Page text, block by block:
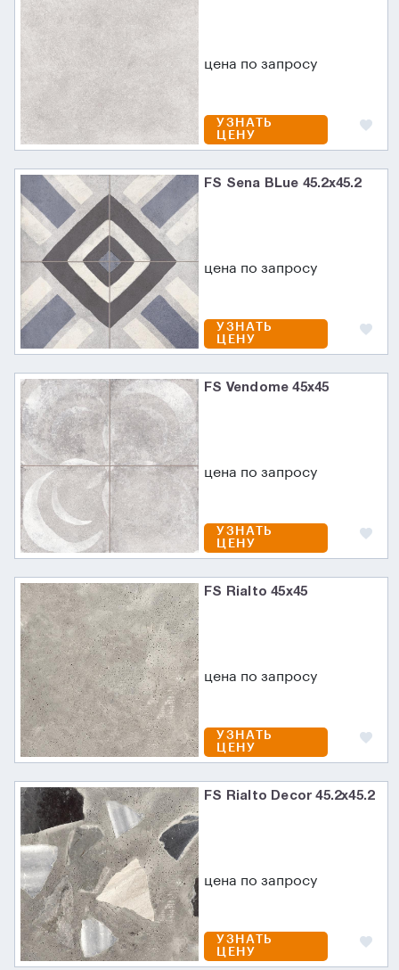
цена по запросу
УЗНАТЬ
ЦЕНУ
FS Sena BLue 45.2x45.2
цена по запросу
УЗНАТЬ
ЦЕНУ
FS Vendome 45x45
цена по запросу
УЗНАТЬ
ЦЕНУ
FS Rialto 45x45
цена по запросу
УЗНАТЬ
ЦЕНУ
FS Rialto Decor 45.2x45.2
цена по запросу
УЗНАТЬ
ЦЕНУ